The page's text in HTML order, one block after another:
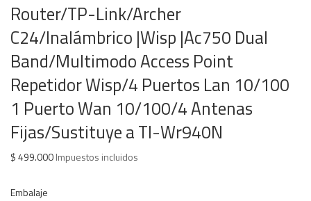
Router/TP-Link/Archer
C24/Inalámbrico |Wisp |Ac750 Dual
Band/Multimodo Access Point
Repetidor Wisp/4 Puertos Lan 10/100
1 Puerto Wan 10/100/4 Antenas
Fijas/Sustituye a Tl-Wr940N
$499.000Impuestos incluidos
Embalaje